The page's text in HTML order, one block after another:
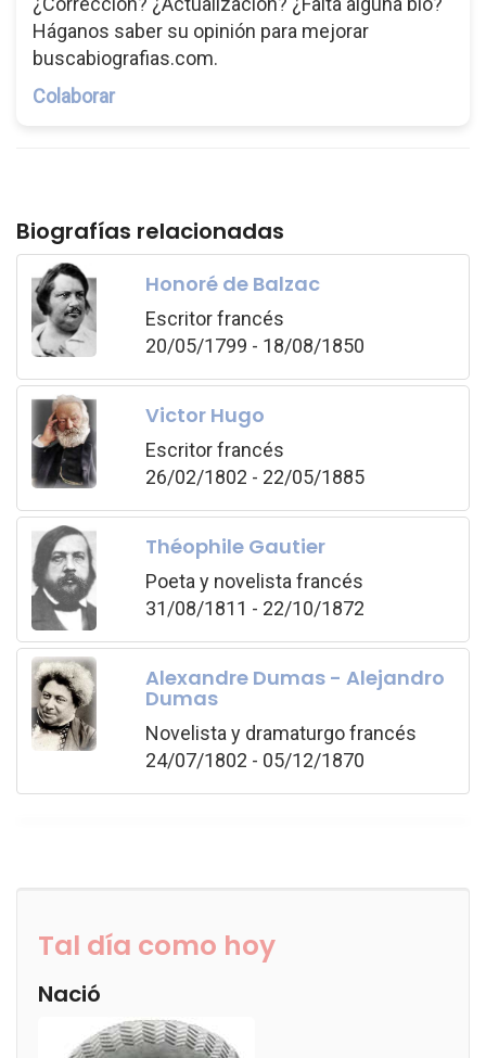
Háganos saber su opinión para mejorar
buscabiografias.com.
Colaborar
Biografías relacionadas
Honoré de Balzac
Escritor francés
20/05/1799 - 18/08/1850
Victor Hugo
Escritor francés
26/02/1802 - 22/05/1885
Théophile Gautier
Poeta y novelista francés
31/08/1811 - 22/10/1872
Alexandre Dumas - Alejandro
Dumas
Novelista y dramaturgo francés
24/07/1802 - 05/12/1870
Tal día como hoy
Nació